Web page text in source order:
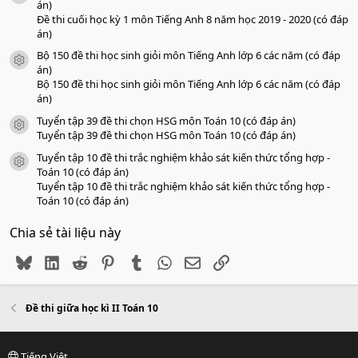
án)
Đề thi cuối học kỳ 1 môn Tiếng Anh 8 năm học 2019 - 2020 (có đáp
án)
icon tài liệu
Bộ 150 đề thi học sinh giỏi môn Tiếng Anh lớp 6 các năm (có đáp
án)
Bộ 150 đề thi học sinh giỏi môn Tiếng Anh lớp 6 các năm (có đáp
án)
icon tài liệu
Tuyển tập 39 đề thi chọn HSG môn Toán 10 (có đáp án)
Tuyển tập 39 đề thi chọn HSG môn Toán 10 (có đáp án)
icon tài liệu
Tuyển tập 10 đề thi trắc nghiệm khảo sát kiến thức tổng hợp -
Toán 10 (có đáp án)
Tuyển tập 10 đề thi trắc nghiệm khảo sát kiến thức tổng hợp -
Toán 10 (có đáp án)
Chia sẻ tài liệu này
BlueskyLinkedIn
Reddit PinterestTumblr WhatsApp
EmailLink
Đề thi giữa học kì II Toán 10